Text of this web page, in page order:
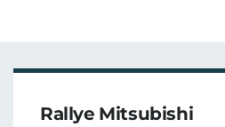
Rallye Mitsubishi